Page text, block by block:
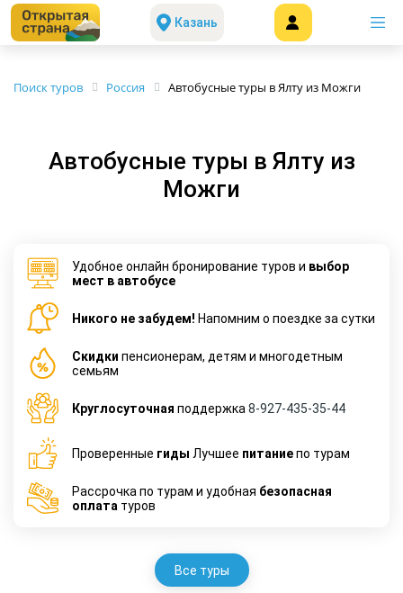
Казань
Поиск туров Россия Автобусные туры в Ялту из Можги
Автобусные туры в Ялту из
Можги
Удобное онлайн бронирование туров и выбор
мест в автобусе
Никого не забудем! Напомним о поездке за сутки
Cкидки пенсионерам, детям и многодетным
семьям
Круглосуточная поддержка 8-927-435-35-44
Проверенные гиды Лучшее питаниепо турам
Рассрочка по турам и удобная безопасная
оплата туров
Все туры